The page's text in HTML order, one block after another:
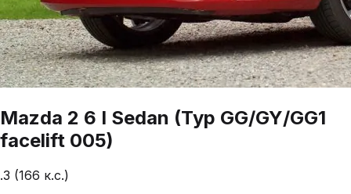
Mazda 2 6 I Sedan (Typ GG/GY/GG1
facelift 005)
.3 (166 к.с.)